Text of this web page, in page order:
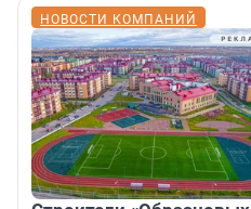
НОВОСТИ КОМПАНИЙ